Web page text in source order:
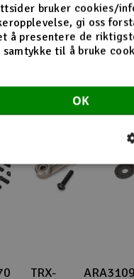
TRX-
bruker cookies/
gi oss
å presentere de
samtykke til å bruke
OK